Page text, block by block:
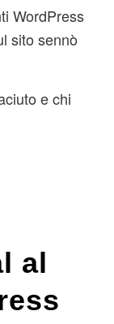
WordPress
sito sennò
e chi
al